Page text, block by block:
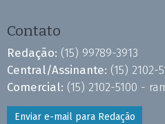
Contato
Redação: (15) 99789-3913
Central/Assinante: (15) 2102-
Comercial: (15) 2102-5100 -
Enviar e-mail para Redação